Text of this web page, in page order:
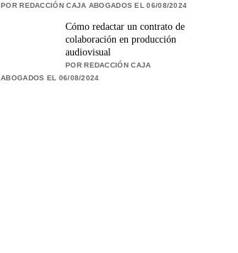
POR REDACCIÓN CAJA ABOGADOS EL 06/08/2024
Cómo redactar un contrato de
colaboración en producción
audiovisual
POR REDACCIÓN CAJA
ABOGADOS EL 06/08/2024